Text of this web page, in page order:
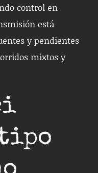
control en
está
y pendientes
mixtos y